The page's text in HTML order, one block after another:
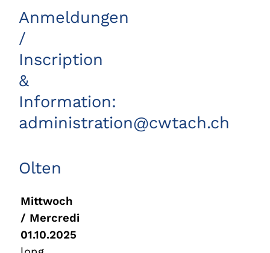
Anmeldungen
/
Inscription
&
Information:
administration@cwtach.ch
Olten
Mittwoch
/ Mercredi
01.10.2025